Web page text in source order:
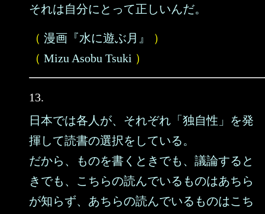
それは自分にとって正しいんだ。
（ 漫画『水に遊ぶ月』
）
（ Mizu Asobu Tsuki ）
13.
日本では各人が、それぞれ「独自性」を発
揮して読書の選択をしている。
だから、ものを書くときでも、議論すると
きでも、こちらの読んでいるものはあちら
が知らず、あちらの読んでいるものはこち